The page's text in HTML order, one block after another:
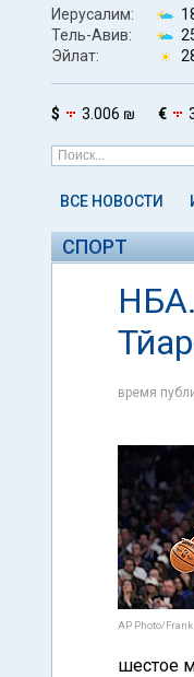
Иерусалим:
Тель-Авив:
Эйлат:
$ 3.006 ₪ €
ВСЕ НОВОСТИ
СПОРТ
время
AP Photo/Frank
шестое